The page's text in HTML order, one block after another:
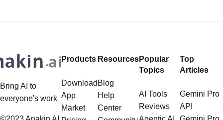
Bring AI to
everyone's work
Products
Download
App
Market
Resources
Blog
Help
Center
Popular
Topics
AI Tools
Reviews
Top
Articles
Gemini Pro
API